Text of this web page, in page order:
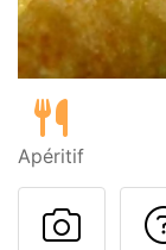
Apéritif